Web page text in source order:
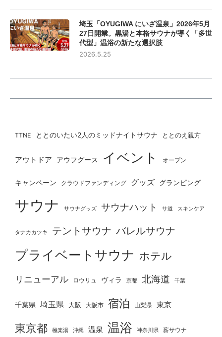
埼玉「OYUGIWA にいざ温泉」2026年5月
27日開業。黒湯と本格サウナが導く「多世
代型」温浴の新たな選択肢
2026.5.25
TTNE ととのいたい2人のミッドナイトサウナ ととのえ親方
アウトドア アウフグース イベント オープン
キャンペーン クラウドファンディング グッズ グランピング
サウナ サウナグッズ サウナハット サ道 スキンケア
タナカカツキ テントサウナ バレルサウナ
プライベートサウナ ホテル
リニューアル ロウリュ ヴィラ 京都 北海道 千葉
千葉県 埼玉県 大阪 大阪市 宿泊 山梨県 東京
東京都 極楽湯 沖縄 温泉 温浴 神奈川県 薪サウナ